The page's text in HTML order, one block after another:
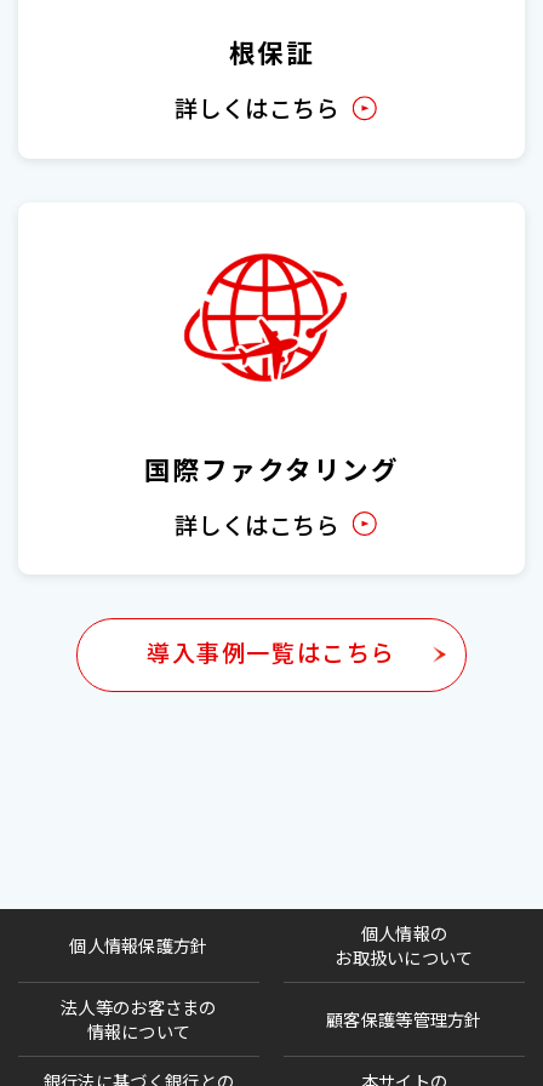
根保証
詳しくはこちら
国際ファクタリング
詳しくはこちら
導入事例一覧はこちら
個人情報保護方針
個人情報の
お取扱いについて
法人等のお客さまの
情報について
顧客保護等管理方針
銀行法に基づく銀行との 本サイトの